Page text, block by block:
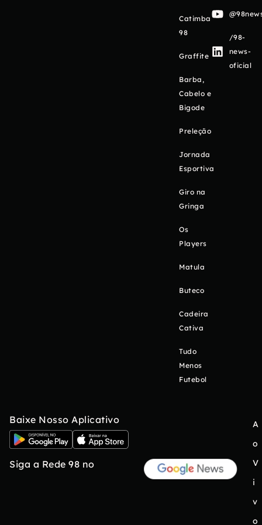
Catimba
98
Graffite
Barba,
Cabelo e
Bigode
Preleção
Jornada
Esportiva
Giro na
Gringa
Os
Players
Matula
Buteco
Cadeira
Cativa
Tudo
Menos
Futebol
/98-
news-
oficial
Baixe Nosso Aplicativo
Siga a Rede 98 no
A
o
V
i
v
o